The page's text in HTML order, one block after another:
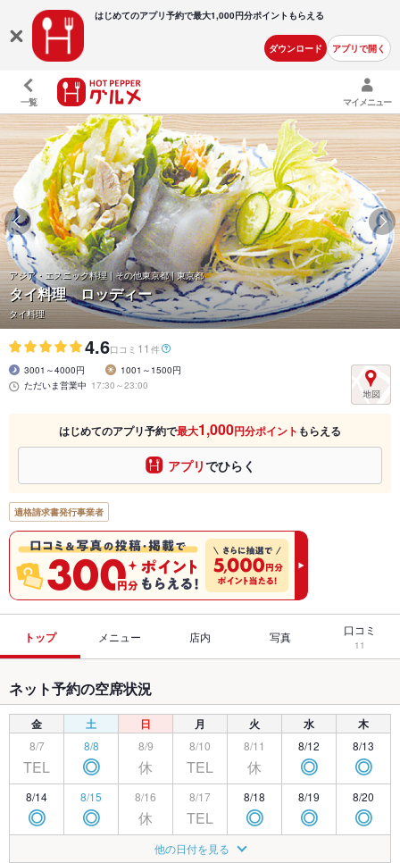
はじめてのアプリ予約で最大1,000円分ポイントもらえる
ダウンロード アプリで開く
一覧 マイメニュー
アジア・エスニック料理 | その他東京都 | 東京都
タイ料理 ロッディー
タイ料理
4.6口コミ 11 件
3001～4000円
1001～1500円
ただいま営業中 17:30～23:00
はじめてのアプリ予約で最大1,000円分ポイント もらえる
アプリでひらく
適格請求書発行事業者
トップ メニュー 店内 写真 口コミ
11
ネット予約の空席状況
金 土 日 月 火 水 木
8/7
TEL
8/8
◎
8/9
休
8/10
TEL
8/11
休
8/12
◎
8/13
◎
8/14
◎
8/15
◎
8/16
休
8/17
TEL
8/18
◎
8/19
◎
8/20
◎
8/23 8/24 8/25
他の日付を見る